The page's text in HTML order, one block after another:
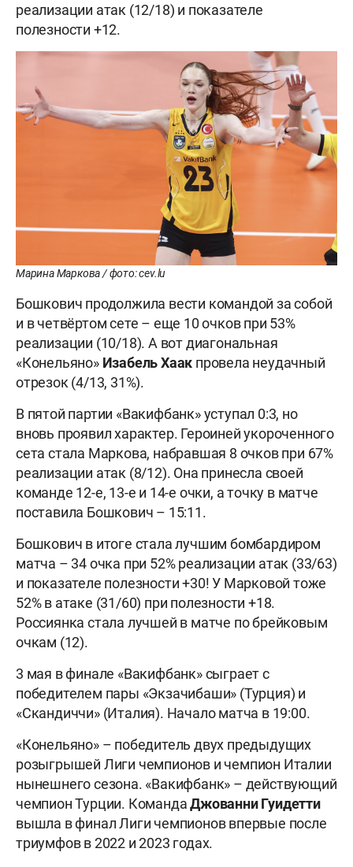
реализации атак (12/18) и показателе
полезности +12.
Марина Маркова / фото: cev.lu
Бошкович продолжила вести командой за собой
и в четвёртом сете – еще 10 очков при 53%
реализации (10/18). А вот диагональная
«Конельяно» Изабель Хаак провела неудачный
отрезок (4/13, 31%).
В пятой партии «Вакифбанк» уступал 0:3, но
вновь проявил характер. Героиней укороченного
сета стала Маркова, набравшая 8 очков при 67%
реализации атак (8/12). Она принесла своей
команде 12-е, 13-е и 14-е очки, а точку в матче
поставила Бошкович – 15:11.
Бошкович в итоге стала лучшим бомбардиром
матча – 34 очка при 52% реализации атак (33/63)
и показателе полезности +30! У Марковой тоже
52% в атаке (31/60) при полезности +18.
Россиянка стала лучшей в матче по брейковым
очкам (12).
3 мая в финале «Вакифбанк» сыграет с
победителем пары «Экзачибаши» (Турция) и
«Скандиччи» (Италия). Начало матча в 19:00.
«Конельяно» – победитель двух предыдущих
розыгрышей Лиги чемпионов и чемпион Италии
нынешнего сезона. «Вакифбанк» – действующий
чемпион Турции. КомандаДжованни Гуидетти
вышла в финал Лиги чемпионов впервые после
триумфов в 2022 и 2023 годах.